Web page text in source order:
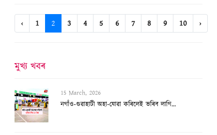
‹ 1 2 3 4 5 6 7 8 9 10 ›
মুখ্য খবৰ
15 March, 2026
নগাঁও-গুৱাহাটী অহা-যোৱা কৰিলেই ভৰিব লাগি...